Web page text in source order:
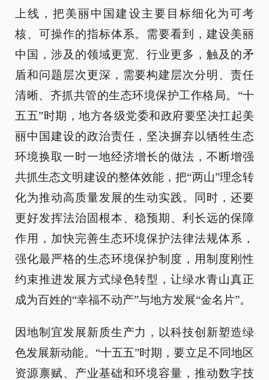
上线，把美丽中国建设主要目标细化为可考
核、可操作的指标体系。需要看到，建设美丽
中国，涉及的领域更宽、行业更多，触及的矛
盾和问题层次更深，需要构建层次分明、责任
清晰、齐抓共管的生态环境保护工作格局。“十
五五”时期，地方各级党委和政府要坚决扛起美
丽中国建设的政治责任，坚决摒弃以牺牲生态
环境换取一时一地经济增长的做法，不断增强
共抓生态文明建设的整体效能，把“两山”理念转
化为推动高质量发展的生动实践。同时，还要
更好发挥法治固根本、稳预期、利长远的保障
作用，加快完善生态环境保护法律法规体系，
强化最严格的生态环境保护制度，用制度刚性
约束推进发展方式绿色转型，让绿水青山真正
成为百姓的“幸福不动产”与地方发展“金名片”。
因地制宜发展新质生产力，以科技创新塑造绿
色发展新动能。“十五五”时期，要立足不同地区
资源禀赋、产业基础和环境容量，推动数字技